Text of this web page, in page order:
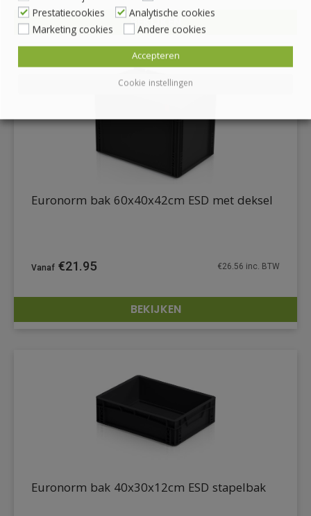
BEKIJKEN
DETAILS
Euronorm bak 60x40x42cm ESD met deksel
€21.95 €26.56 inc. BTW
BEKIJKEN
Euronorm bak 40x30x12cm ESD stapelbak
Prestatiecookies
Analytische cookies
Marketing cookies
Andere cookies
Cookie instellingen
Accepteren